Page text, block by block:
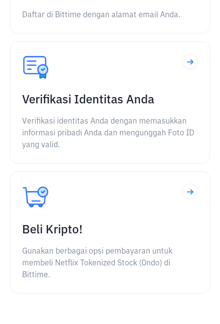
Daftar di Bittime dengan alamat email Anda.
Verifikasi Identitas Anda
Verifikasi identitas Anda dengan memasukkan
informasi pribadi Anda dan mengunggah Foto ID
yang valid.
Beli Kripto!
Gunakan berbagai opsi pembayaran untuk
membeli Netflix Tokenized Stock (Ondo) di
Bittime.